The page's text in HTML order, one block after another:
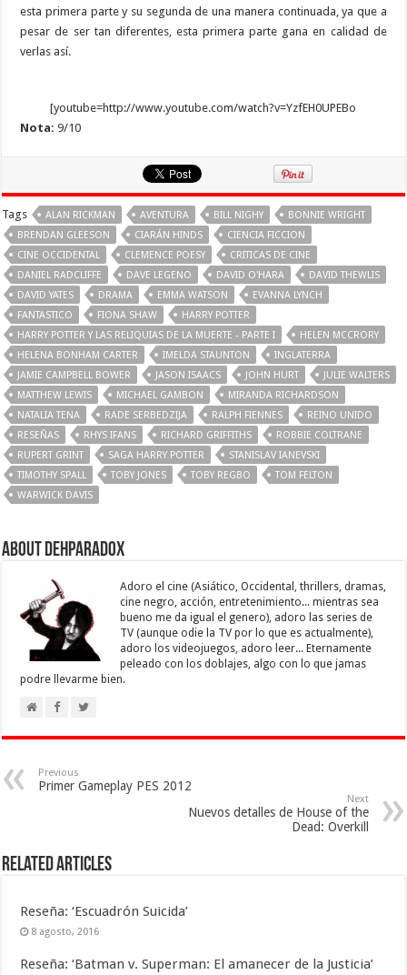
esta primera parte y su segunda de una manera continuada, ya que a
pesar de ser tan diferentes, esta primera parte gana en calidad de
verlas así.
[youtube=http://www.youtube.com/watch?v=YzfEH0UPEBo
Nota: 9/10
Tags ALAN RICKMAN AVENTURA BILL NIGHY
BONNIE WRIGHT
BRENDAN GLEESON
CIARÁN HINDS
CIENCIA FICCION
CINE OCCIDENTAL
CLEMENCE POESY
CRITICAS DE CINE
DANIEL RADCLIFFE
DAVE LEGENO DAVID O'HARA
DAVID THEWLIS
DAVID YATES
DRAMA EMMA WATSON
EVANNA LYNCH
FANTASTICO
FIONA SHAW
HARRY POTTER
HARRY POTTER Y LAS RELIQUIAS DE LA MUERTE - PARTE I
HELEN MCCRORY
HELENA BONHAM CARTER
IMELDA STAUNTON
INGLATERRA
JAMIE CAMPBELL BOWER
JASON ISAACS JOHN HURT
JULIE WALTERS
MATTHEW LEWIS
MICHAEL GAMBON
MIRANDA RICHARDSON
NATALIA TENA
RADE SERBEDZIJA RALPH FIENNES
REINO UNIDO
RESEÑAS
RHYS IFANS RICHARD GRIFFITHS
ROBBIE COLTRANE
RUPERT GRINT
SAGA HARRY POTTER
STANISLAV IANEVSKI
TIMOTHY SPALL
TOBY JONES TOBY REGBO
TOM FELTON
WARWICK DAVIS
About Dehparadox
Adoro el cine (Asiático, Occidental, thrillers, dramas,
cine negro, acción, entretenimiento... mientras sea
bueno me da igual el genero), adoro las series de
TV (aunque odie la TV por lo que es actualmente),
adoro los videojuegos, adoro leer... Eternamente
peleado con los doblajes, algo con lo que jamas
podre llevarme bien.
Previous
Primer Gameplay PES 2012
Next
Nuevos detalles de House of the
Dead: Overkill
Related Articles
Reseña: ‘Escuadrón Suicida’
8 agosto, 2016
Reseña: ‘Batman v. Superman: El amanecer de la Justicia’